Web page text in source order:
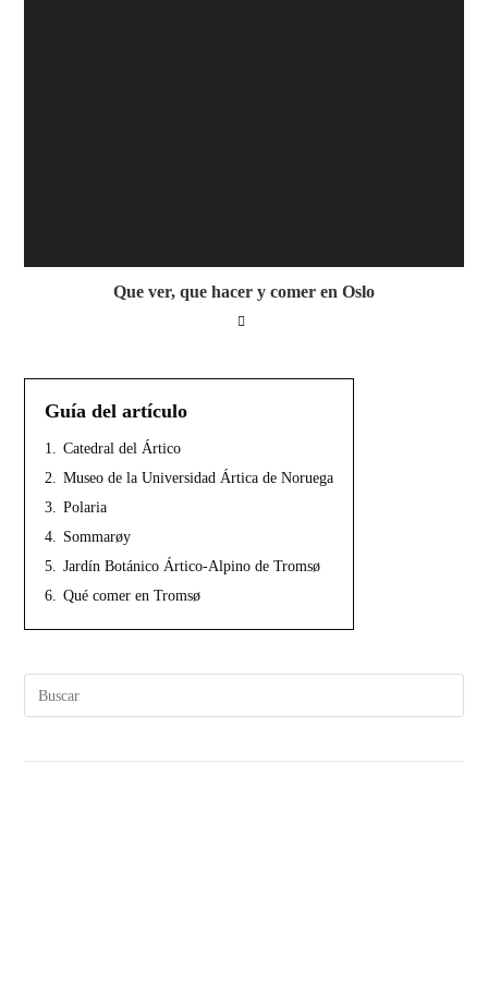
Que ver, que hacer y comer en Oslo
Guía del artículo
1.
Catedral del Ártico
2.
Museo de la Universidad Ártica de Noruega
3.
Polaria
4.
Sommarøy
5.
Jardín Botánico Ártico-Alpino de Tromsø
6.
Qué comer en Tromsø